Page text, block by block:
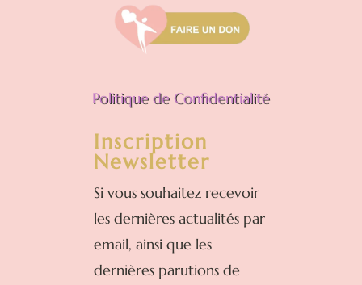
Politique de Confidentialité
Inscription
Newsletter
Si vous souhaitez recevoir
les dernières actualités par
email, ainsi que les
dernières parutions de